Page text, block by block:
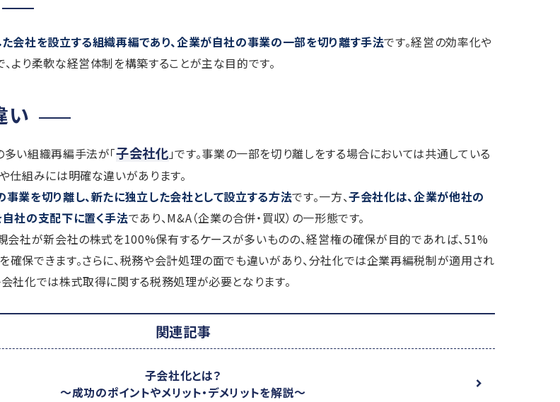
会社を設立する組織再編であり、企業が自社の事業の一部を切り離す手法です。経営の効率化や
より柔軟な経営体制を構築することが主な目的です。
い
い組織再編手法が「子会社化 」です。事業の一部を切り離しをする場合においては共通している
仕組みには明確な違いがあります。
業を切り離し、新たに独立した会社として設立する方法です。一方、子会社化は、企業が他社の
社の支配下に置く手法であり、M&A（企業の合併・買収）の一形態です。
会社が新会社の株式を100%保有するケースが多いものの、経営権の確保が目的であれば、51%
保できます。さらに、税務や会計処理の面でも違いがあり、分社化では企業再編税制が適用され
社化では株式取得に関する税務処理が必要となります。
関連記事
子会社化とは？
～成功のポイントやメリット・デメリットを解説～